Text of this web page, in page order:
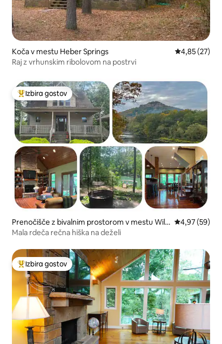
Koča v mestu Heber Springs Povprečna
4,85 (27)
Raj z vrhunskim ribolovom na postrvi
Najbolj priljubljena prenočišča z značko »Izbira gostov«
Izbira gostov
Prenočišče z bivalnim prostorom v mestu Wilb
urn
Povprečna
4,97 (59)
Mala rdeča rečna hiška na deželi
Najbolj priljubljena prenočišča z značko »Izbira gostov«
Izbira gostov